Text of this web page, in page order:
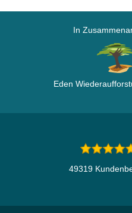
In
Eden
49319